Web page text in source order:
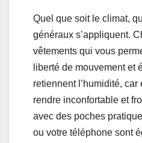
Quel que soit le climat,
généraux s’appliquent.
vêtements qui vous
liberté de mouvement et
retiennent l’humidité,
rendre inconfortable et
avec des poches
ou votre téléphone sont